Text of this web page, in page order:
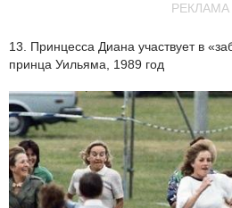
РЕКЛАМА
13. Принцесса Диана участвует в
принца Уильяма, 1989 год